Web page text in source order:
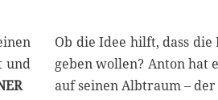
S
p
t
und
Ob die Idee hilft, dass
geben wollen? Anton hat
auf seinen Albtraum –